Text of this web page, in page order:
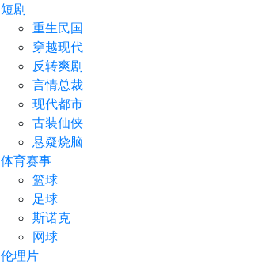
短剧
重生民国
穿越现代
反转爽剧
言情总裁
现代都市
古装仙侠
悬疑烧脑
体育赛事
篮球
足球
斯诺克
网球
伦理片